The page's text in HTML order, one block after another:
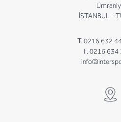
İSTANBUL -
T. 0216 632
F. 0216 634